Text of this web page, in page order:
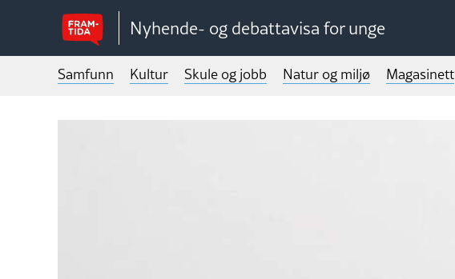
Nyhende- og debattavisa for unge
Samfunn Kultur Skule og jobb Natur og miljø Magasinett